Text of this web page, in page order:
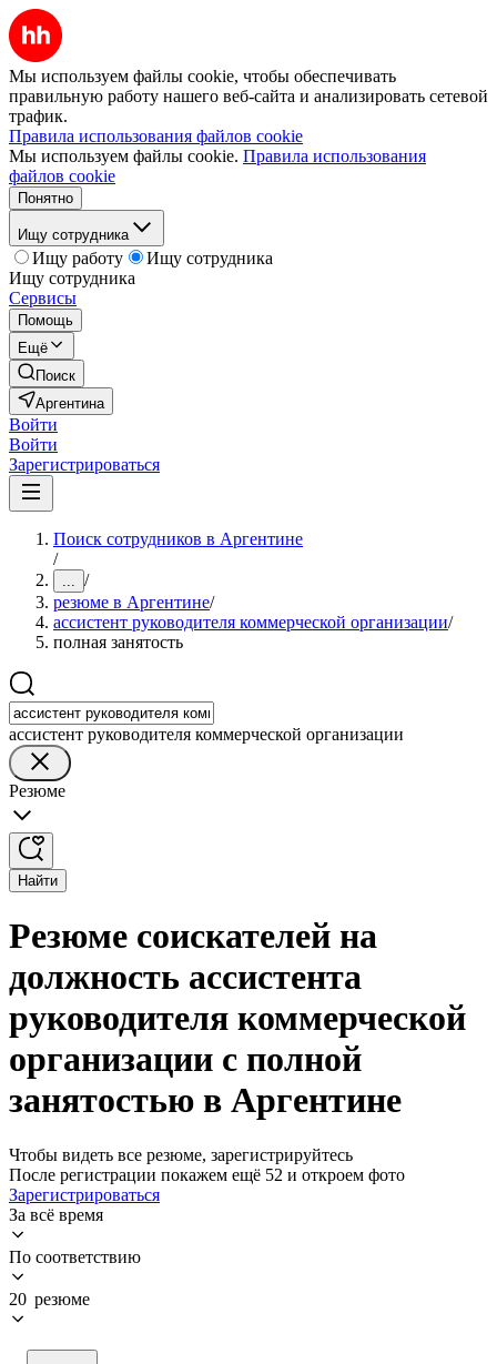
Мы используем файлы cookie, чтобы обеспечивать
правильную работу нашего веб-сайта и анализировать сетевой
трафик.
Правила использования файлов cookie
Мы используем файлы cookie. Правила использования
файлов cookie
Понятно
Ищу сотрудника
Ищу работу
Ищу сотрудника
Ищу сотрудника
Сервисы
Помощь
Ещё
Поиск
Аргентина
Войти
Войти
Зарегистрироваться
Поиск сотрудников в Аргентине
/
... /
резюме в Аргентине/
ассистент руководителя коммерческой организации/
полная занятость
ассистент руководителя коммерческой организации
Резюме
Найти
Резюме соискателей на
должность ассистента
руководителя коммерческой
организации с полной
занятостью в Аргентине
Чтобы видеть все резюме, зарегистрируйтесь
После регистрации покажем ещё 52 и откроем фото
Зарегистрироваться
За всё время
По соответствию
20 резюме